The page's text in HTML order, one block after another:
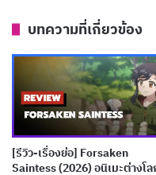
การดำเนินเรื่องในช่วงต
ละครหลักและฉากหลัง
เข้มข้นมาก แต่จุดที่น่า
เลือกเล่าผ่านสายตาขอ
ออนในฐานะ “คนต่างโล
บทความที่เกี่ยวข้อง
[รีวิว-เรื่องย่อ] Forsaken
Saintess (2026) อนิเมะต่างโล